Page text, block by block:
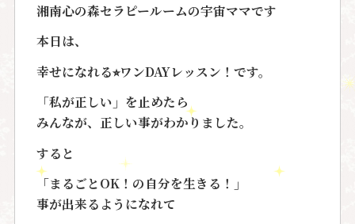
湘南心の森セラピールームの宇宙ママです
本日は、
幸せになれる⭐︎ワンDAYレッスン！ です。
「私が正しい」を止めたら
みんなが、正しい事がわかりました。
すると
「まるごとOK！の自分を生きる！」
事が出来るようになれて